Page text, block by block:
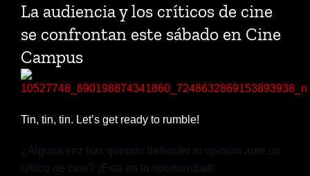
La audiencia y los críticos de cine
se confrontan este sábado en Cine
Campus
Tin, tin, tin. Let’s get ready to rumble!
¿Alguna vez has querido defender tu opinión ante un
crítico de cine? ¡Esta es tu oportunidad!